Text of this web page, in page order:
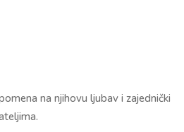
na njihovu ljubav i zajednički